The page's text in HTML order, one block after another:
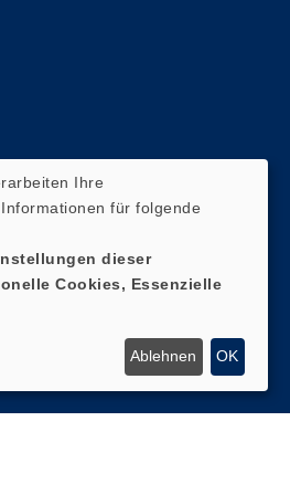
Ihre
für folgende
dieser
Cookies, Essenzielle
Ablehnen OK